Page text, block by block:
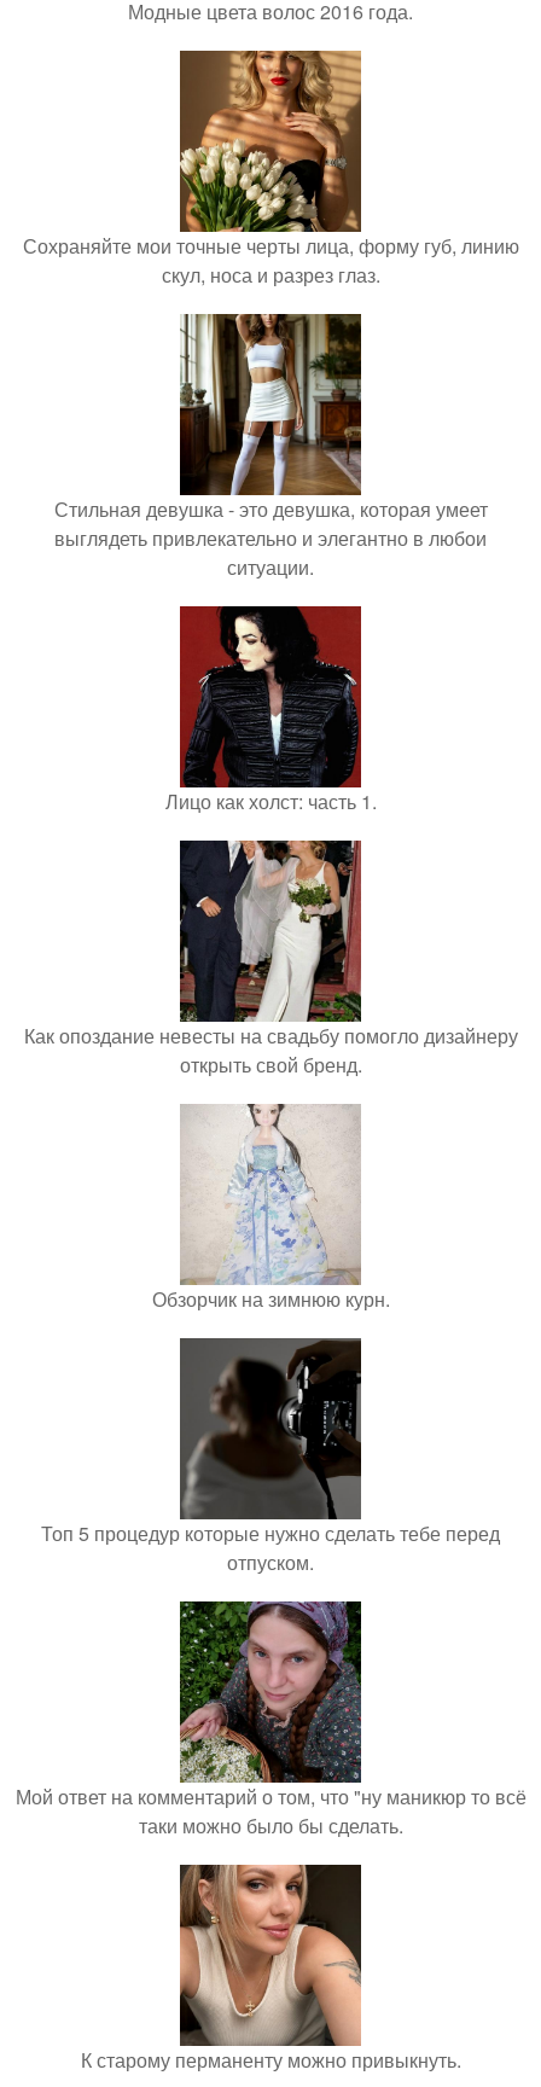
Модные цвета волос 2016 года.
Сохраняйте мои точные черты лица, форму губ, линию
скул, носа и разрез глаз.
Стильная девушка - это девушка, которая умеет
выглядеть привлекательно и элегантно в любои
ситуации.
Лицо как холст: часть 1.
Как опоздание невесты на свадьбу помогло дизайнеру
открыть свой бренд.
Обзорчик на зимнюю курн.
Топ 5 процедур которые нужно сделать тебе перед
отпуском.
Мой ответ на комментарий о том, что "ну маникюр то всё
таки можно было бы сделать.
К старому перманенту можно привыкнуть.